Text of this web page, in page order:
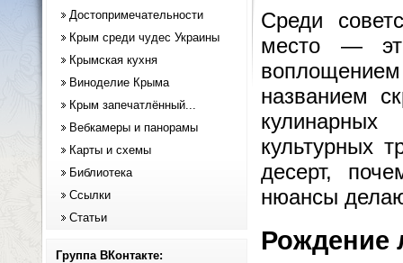
Достопримечательности
Крым среди чудес Украины
Крымская кухня
Виноделие Крыма
Крым запечатлённый...
Вебкамеры и панорамы
Карты и схемы
Библиотека
Ссылки
Статьи
Группа ВКонтакте:
Среди
место —
названием
кулинарных
культурных
десерт,
нюансы
Рождение